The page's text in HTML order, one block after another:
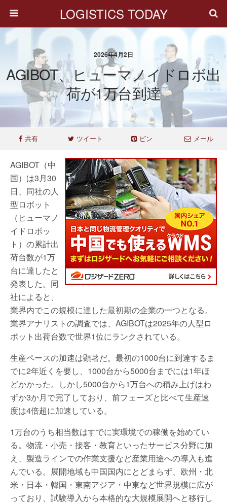
LOGISTICS TODAY
2026年4月2日
AGIBOT、ヒューマノイドロボ出
荷が1万台到達
共有 ツイート ピン メール
AGIBOT（中
国）は3月30
日、同社の人
型ロボット
（ヒューマノ
イドロボッ
ト）の累計出
荷台数が1万
台に達したと
発表した。同
社によると、
業界内でこの規模に達した最初期の企業の一つとなる。
業界アナリストの調査では、AGIBOTは2025年の人型ロ
ボット出荷台数で世界1位にランクされている。
生産ペースの加速は顕著だ。最初の1000台に到達するま
でに2年近くを要し、1000台から5000台までには1年ほ
どかかった。しかし5000台から1万台への積み上げはわ
ずか3か月で完了しており、前フェーズと比べて生産速
度は4倍超に加速している。
1万台のうち相当数はすでに実環境での稼働を始めてい
る。物流・小売・接客・教育といったサービス分野に加
え、製造ラインでの作業支援など産業用途への導入も進
んでいる。展開地域も中国国内にとどまらず、欧州・北
米・日本・韓国・東南アジア・中東など世界規模に広が
っており、試験導入から本格的な大規模展開へと移行し